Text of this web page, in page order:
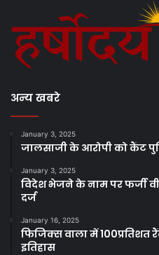
अन्य खबरे
January 3, 2025
जालसाजी के आरोपी को कैंट
January 3, 2025
विदेश भेजने के नाम पर फर्जी
दर्ज
January 16, 2025
फिजिक्स वाला में 100प्रतिशत
इतिहास